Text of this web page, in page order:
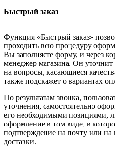
Быстрый заказ
Функция «Быстрый заказ»
проходить всю процедуру
Вы заполняете форму, и через
менеджер магазина. Он уточнит
на вопросы, касающиеся
также подскажет о вариантах
По результатам звонка,
уточнения, самостоятельно
его необходимыми позициями,
оформление в том виде, в
подтверждение на почту или
доставки.